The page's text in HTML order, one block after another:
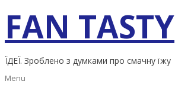
content
FAN TASTY
ЇДЕЇ. Зроблено з думками про смачну їжу
Primary
Menu